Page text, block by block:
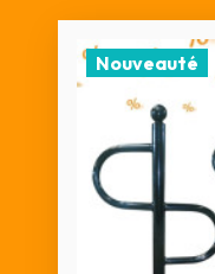
Nouveauté